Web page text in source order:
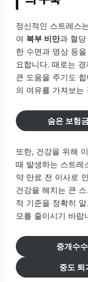
정신적인 스트레스
여 복부 비만과 혈
한 수면과 명상 등
요합니다. 때로는
큰 도움을 주기도
의 여유를 가져보는
숨은 보험
또한, 건강을 위해
때 발생하는 스트레
약 만료 전 이사로
건강을 해치는 큰
적 기준을 정확히
모를 줄이시기 바랍
중개수
중도 퇴